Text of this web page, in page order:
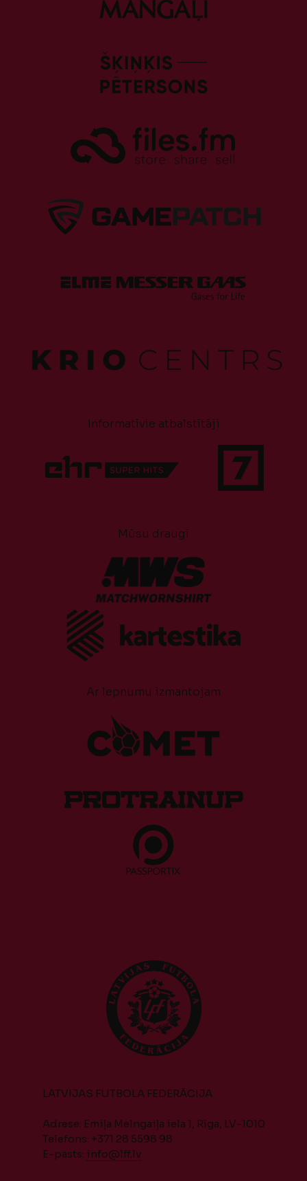
Informatīvie atbalstītāji
Mūsu draugi
Ar lepnumu izmantojam
LATVIJAS FUTBOLA FEDERĀCIJA
Adrese: Emiļa Melngaiļa iela 1, Rīga, LV-1010
Telefons: +371 28 5598 98
E-pasts: info@lff.lv